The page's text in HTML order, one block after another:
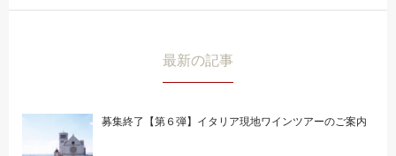
最新の記事
募集終了【第６弾】イタリア現地ワインツアーのご案内